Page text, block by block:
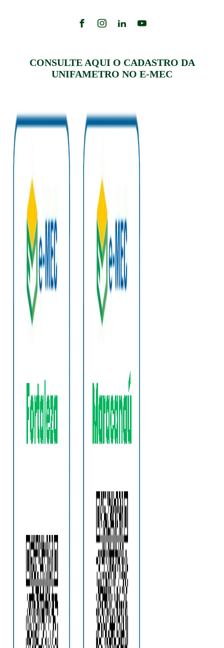
CONSULTE AQUI O CADASTRO DA
UNIFAMETRO NO E-MEC